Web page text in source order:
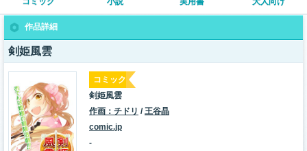
作品詳細
剣姫風雲
コミック
剣姫風雲
作画：チドリ /王谷晶
comic.jp
-